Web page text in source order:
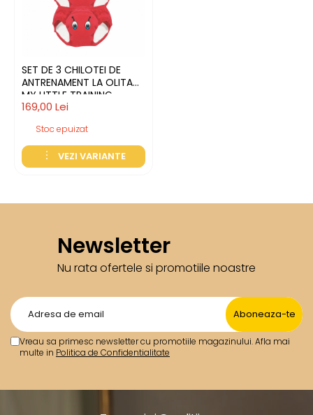
SET DE 3 CHILOTEI DE
ANTRENAMENT LA OLITA
MY LITTLE TRAINING
PANTS, 2-3 ANI,
169,00 Lei
Stoc epuizat
VEZI VARIANTE
Newsletter
Nu rata ofertele si promotiile noastre
Vreau sa primesc newsletter cu promotiile magazinului. Afla mai
multe in Politica de Confidentialitate